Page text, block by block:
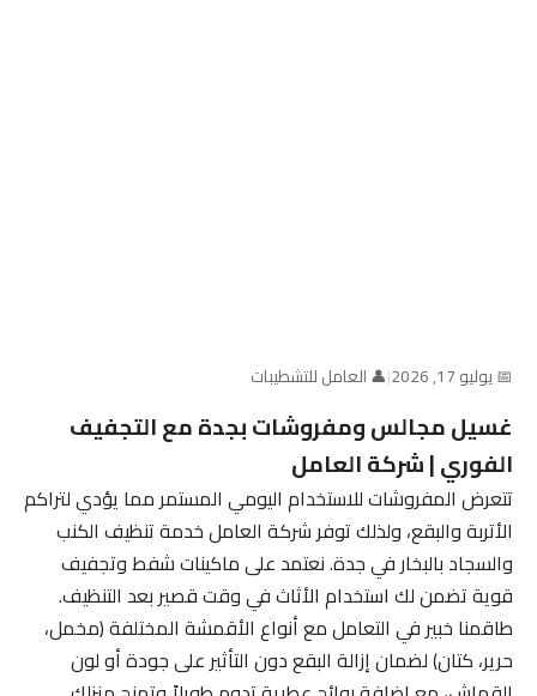
📅 يوليو 17, 2026 |👤 العامل للتشطيبات
غسيل مجالس ومفروشات بجدة مع التجفيف
الفوري | شركة العامل
تتعرض المفروشات للاستخدام اليومي المستمر مما يؤدي لتراكم
الأتربة والبقع، ولذلك توفر شركة العامل خدمة تنظيف الكنب
والسجاد بالبخار في جدة. نعتمد على ماكينات شفط وتجفيف
قوية تضمن لك استخدام الأثاث في وقت قصير بعد التنظيف.
طاقمنا خبير في التعامل مع أنواع الأقمشة المختلفة (مخمل،
حرير، كتان) لضمان إزالة البقع دون التأثير على جودة أو لون